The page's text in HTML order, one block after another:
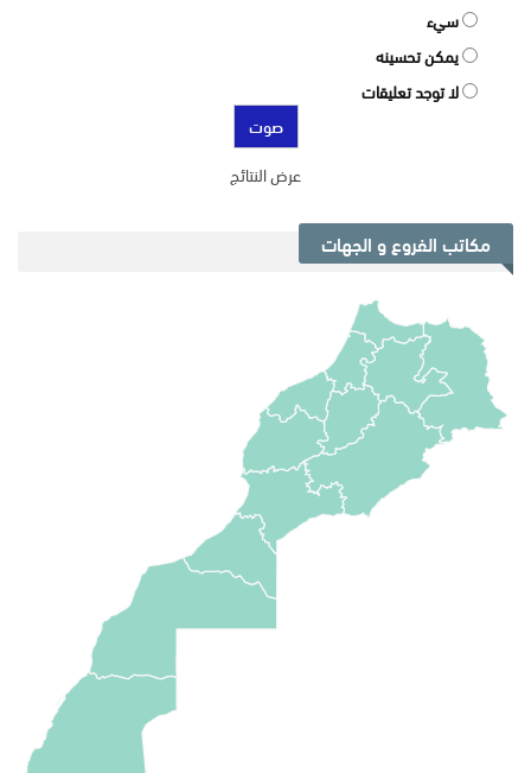
سيء
يمكن تحسينه
لا توجد تعليقات
عرض النتائج
مكاتب الفروع و الجهات